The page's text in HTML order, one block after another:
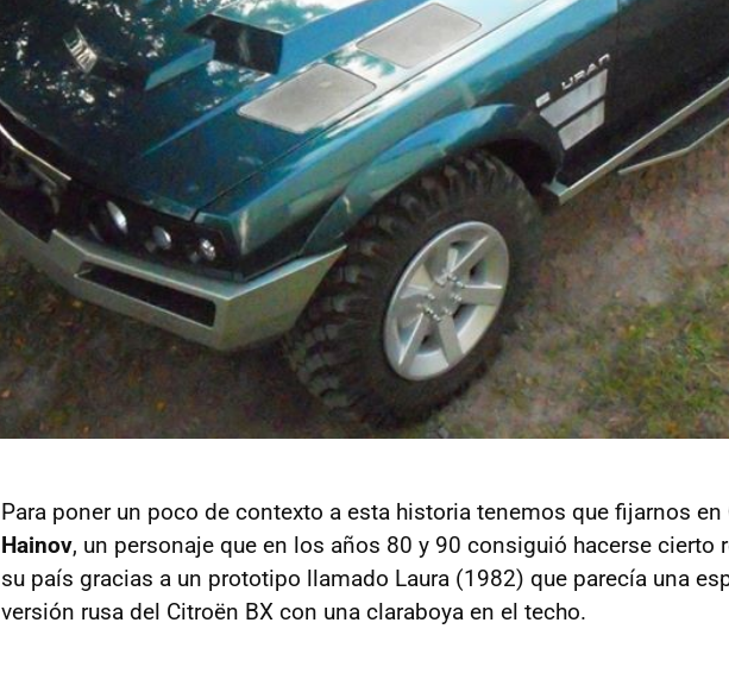
Para poner un poco de contexto a esta historia tenemos que fijarnos en
Hainov, un personaje que en los años 80 y 90 consiguió hacerse cierto
su país gracias a un prototipo llamado Laura (1982) que parecía una
versión rusa del Citroën BX con una claraboya en el techo.